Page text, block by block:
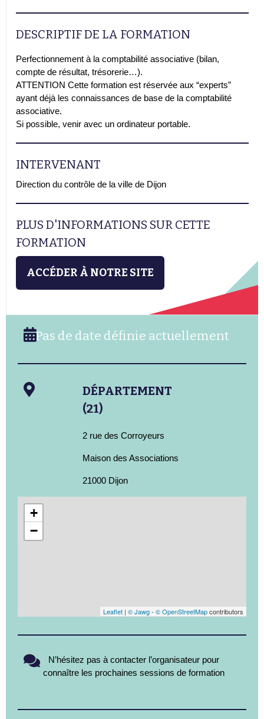
DESCRIPTIF DE LA FORMATION
Perfectionnement à la comptabilité associative (bilan,
compte de résultat, trésorerie…).
ATTENTION Cette formation est réservée aux “experts”
ayant déjà les connaissances de base de la comptabilité
associative.
Si possible, venir avec un ordinateur portable.
INTERVENANT
Direction du contrôle de la ville de Dijon
PLUS D'INFORMATIONS SUR CETTE
FORMATION
ACCÉDER À NOTRE SITE
Pas de date définie actuellement
DÉPARTEMENT
(21)
2 rue des Corroyeurs
Maison des Associations
21000 Dijon
+
−
Leaflet | © Jawg- © OpenStreetMapcontributors
N’hésitez pas à contacter l’organisateur pour
connaître les prochaines sessions de formation